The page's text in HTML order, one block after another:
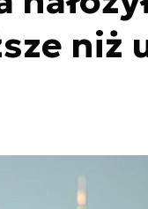
niż